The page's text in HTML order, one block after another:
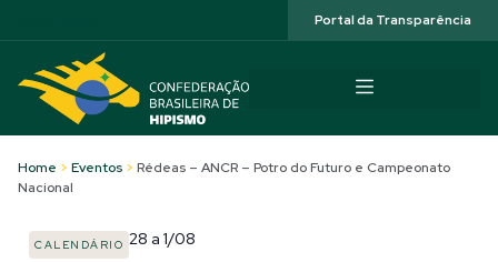
Portal da Transparência
Home > Eventos > Rédeas – ANCR – Potro do Futuro e Campeonato
Nacional
CALENDÁRIO 28 a 1/08